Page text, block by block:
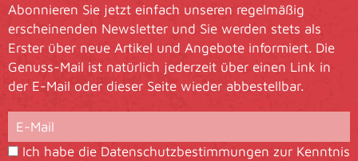
Abonnieren Sie jetzt einfach unseren regelmäßig
erscheinenden Newsletter und Sie werden stets als
Erster über neue Artikel und Angebote informiert. Die
Genuss-Mail ist natürlich jederzeit über einen Link in
der E-Mail oder dieser Seite wieder abbestellbar.
Ich habe die Datenschutzbestimmungen zur Kenntnis